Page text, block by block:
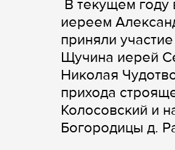
В текущем году
иереем
приняли
Щучина иерей
Николая
прихода
Колосовский и
Богородицы д.